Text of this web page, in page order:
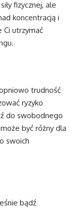
fizycznej, ale
koncentracją i
Ci utrzymać
trudność
ryzyko
do swobodnego
być różny dla
swoich
bądź